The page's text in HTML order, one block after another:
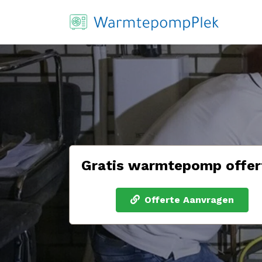
Gratis warmtepomp
Offerte Aanvragen